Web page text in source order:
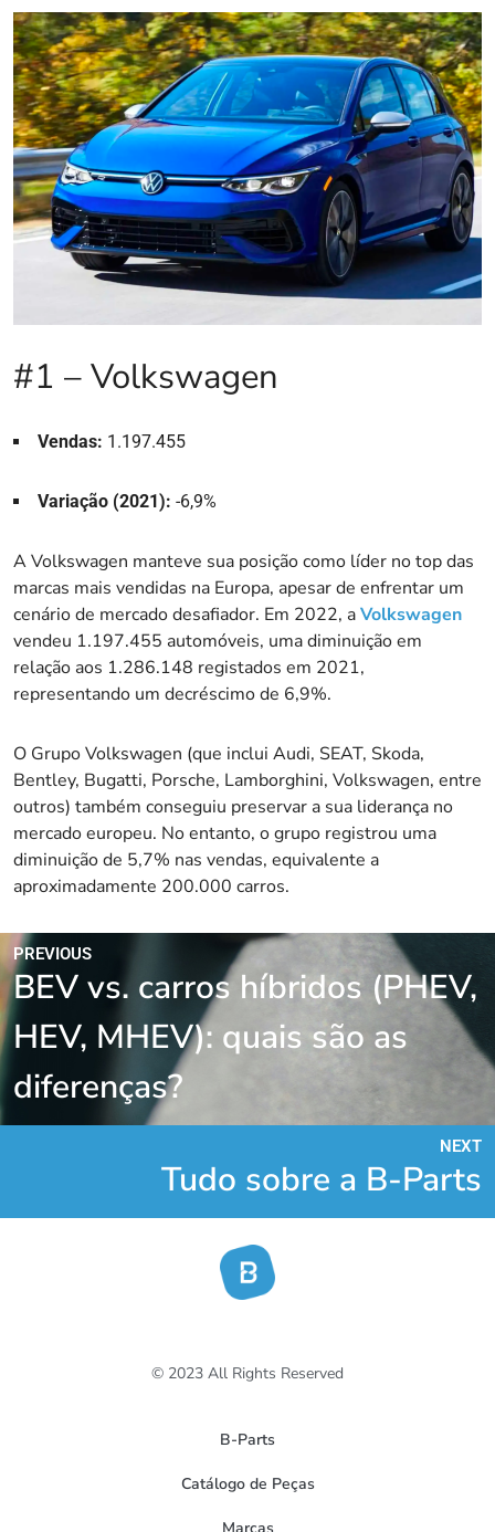
#1 – Volkswagen
Vendas: 1.197.455
Variação (2021): -6,9%
A Volkswagen manteve sua posição como líder no top das
marcas mais vendidas na Europa, apesar de enfrentar um
cenário de mercado desafiador. Em 2022, aVolkswagen
vendeu 1.197.455 automóveis, uma diminuição em
relação aos 1.286.148 registados em 2021,
representando um decréscimo de 6,9%.
O Grupo Volkswagen (que inclui Audi, SEAT, Skoda,
Bentley, Bugatti, Porsche, Lamborghini, Volkswagen, entre
outros) também conseguiu preservar a sua liderança no
mercado europeu. No entanto, o grupo registrou uma
diminuição de 5,7% nas vendas, equivalente a
aproximadamente 200.000 carros.
PREVIOUS
BEV vs. carros híbridos (PHEV,
HEV, MHEV): quais são as
diferenças?
NEXT
Tudo sobre a B-Parts
© 2023 All Rights Reserved
B-Parts
Catálogo de Peças